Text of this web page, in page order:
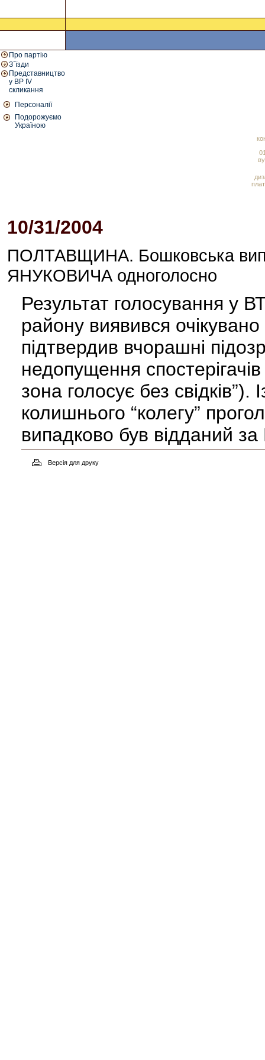
Про партію
З`їзди
Представництво
у ВР IV
скликання
Персоналії
Подорожуємо
Україною
10/31/2004
ПОЛТАВЩИНА. Бошковська
ЯНУКОВИЧА одноголосно
Результат голосування у
району виявився
підтвердив вчорашні
недопущення
зона голосує без свідків”).
колишнього “колегу”
випадково був відданий
Версія для друку